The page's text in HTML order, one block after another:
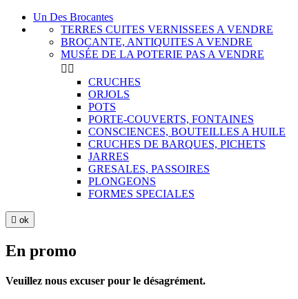
Un Des Brocantes
TERRES CUITES VERNISSEES A VENDRE
BROCANTE, ANTIQUITES A VENDRE
MUSÉE DE LA POTERIE PAS A VENDRE
 
CRUCHES
ORJOLS
POTS
PORTE-COUVERTS, FONTAINES
CONSCIENCES, BOUTEILLES A HUILE
CRUCHES DE BARQUES, PICHETS
JARRES
GRESALES, PASSOIRES
PLONGEONS
FORMES SPECIALES
 ok
En promo
Veuillez nous excuser pour le désagrément.